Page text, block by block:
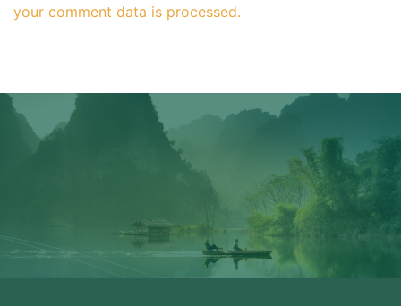
your comment data is processed.